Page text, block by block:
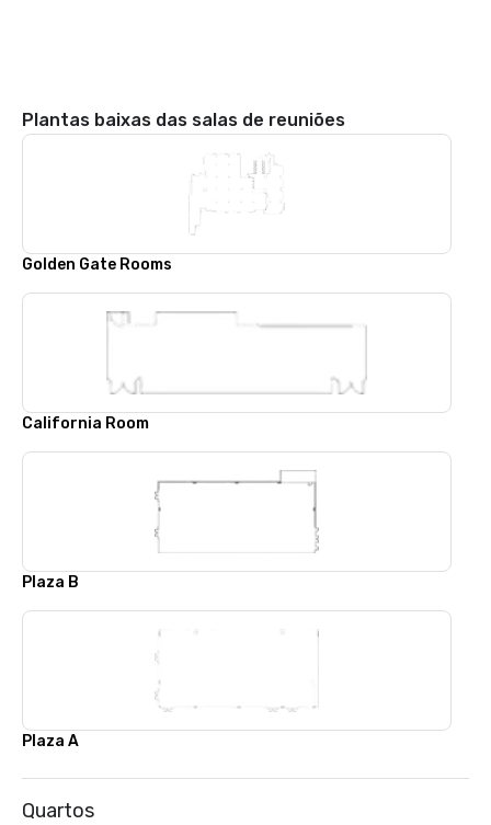
Plantas baixas das salas de reuniões
Golden Gate Rooms
California Room
Plaza B
Plaza A
Quartos